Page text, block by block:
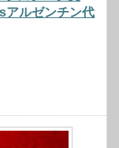
ルゼンチン代